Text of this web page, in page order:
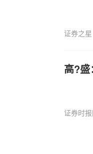
证券之星
高?
证券时